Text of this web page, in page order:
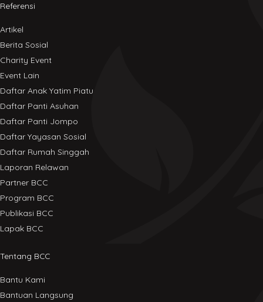
Referensi
Artikel
Berita Sosial
Charity Event
Event Lain
Daftar Anak Yatim Piatu
Daftar Panti Asuhan
Daftar Panti Jompo
Daftar Yayasan Sosial
Daftar Rumah Singgah
Laporan Relawan
Partner BCC
Program BCC
Publikasi BCC
Lapak BCC
Tentang BCC
Bantu Kami
Bantuan Langsung